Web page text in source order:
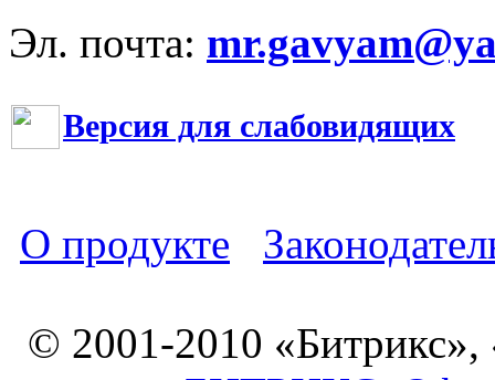
Эл. почта:
Версия для слабовидящих
О продукте
© 2001-2010 «Битрикс»,